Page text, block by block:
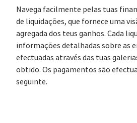
Navega facilmente pelas tuas
de liquidações, que fornece uma
agregada dos teus ganhos. Cada
informações detalhadas sobre as
efectuadas através das tuas
obtido. Os pagamentos são
seguinte.